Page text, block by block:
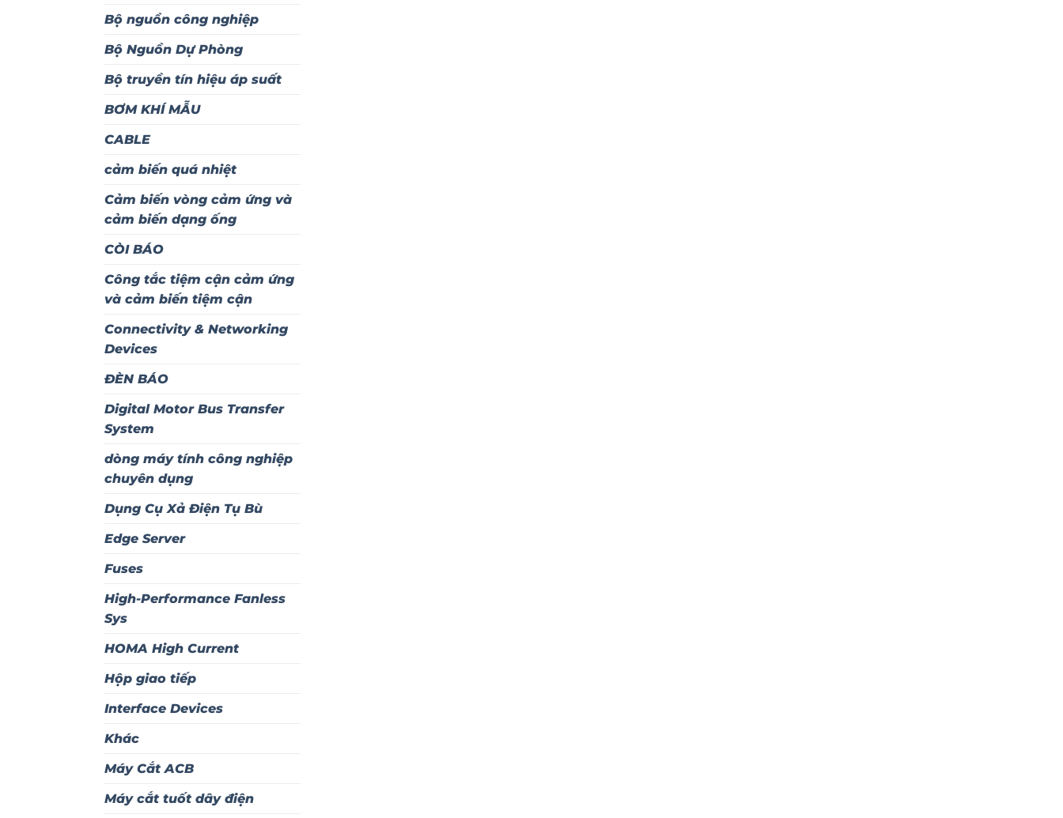
Bộ nguồn công nghiệp
Bộ Nguồn Dự Phòng
Bộ truyền tín hiệu áp suất
BƠM KHÍ MẪU
CABLE
cảm biến quá nhiệt
Cảm biến vòng cảm ứng và
cảm biến dạng ống
CÒI BÁO
Công tắc tiệm cận cảm ứng
và cảm biến tiệm cận
Connectivity & Networking
Devices
ĐÈN BÁO
Digital Motor Bus Transfer
System
dòng máy tính công nghiệp
chuyên dụng
Dụng Cụ Xả Điện Tụ Bù
Edge Server
Fuses
High-Performance Fanless
Sys
HOMA High Current
Hộp giao tiếp
Interface Devices
Khác
Máy Cắt ACB
Máy cắt tuốt dây điện